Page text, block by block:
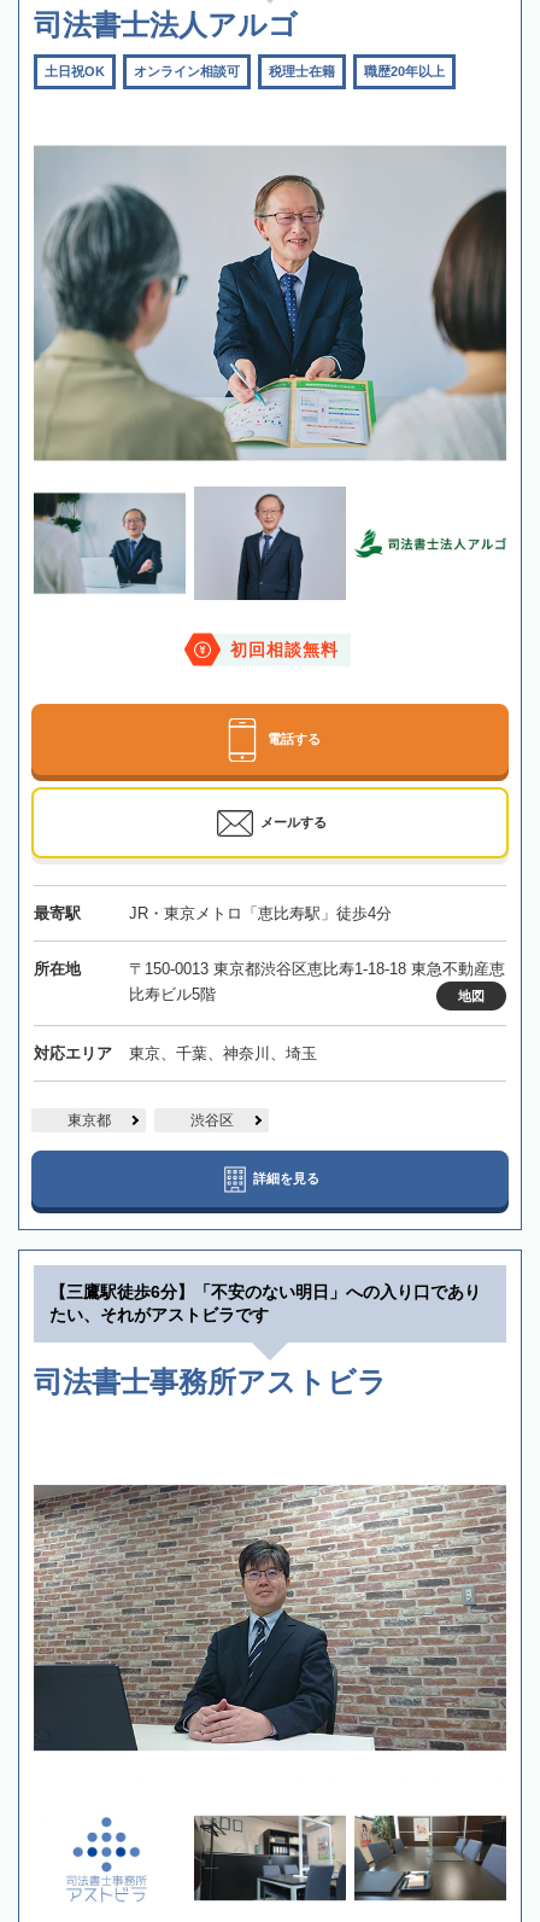
司法書士法人アルゴ
土日祝OK オンライン相談可 税理士在籍 職歴20年以上
初回相談無料
電話する
メールする
最寄駅 JR・東京メトロ「恵比寿駅」徒歩4分
所在地
〒150-0013 東京都渋谷区恵比寿1-18-18 東急不動産恵
比寿ビル5階
地図
対応エリア 東京、千葉、神奈川、埼玉
東京都 渋谷区
詳細を見る
【三鷹駅徒歩6分】「不安のない明日」への入り口であり
たい、それがアストビラです
司法書士事務所アストビラ